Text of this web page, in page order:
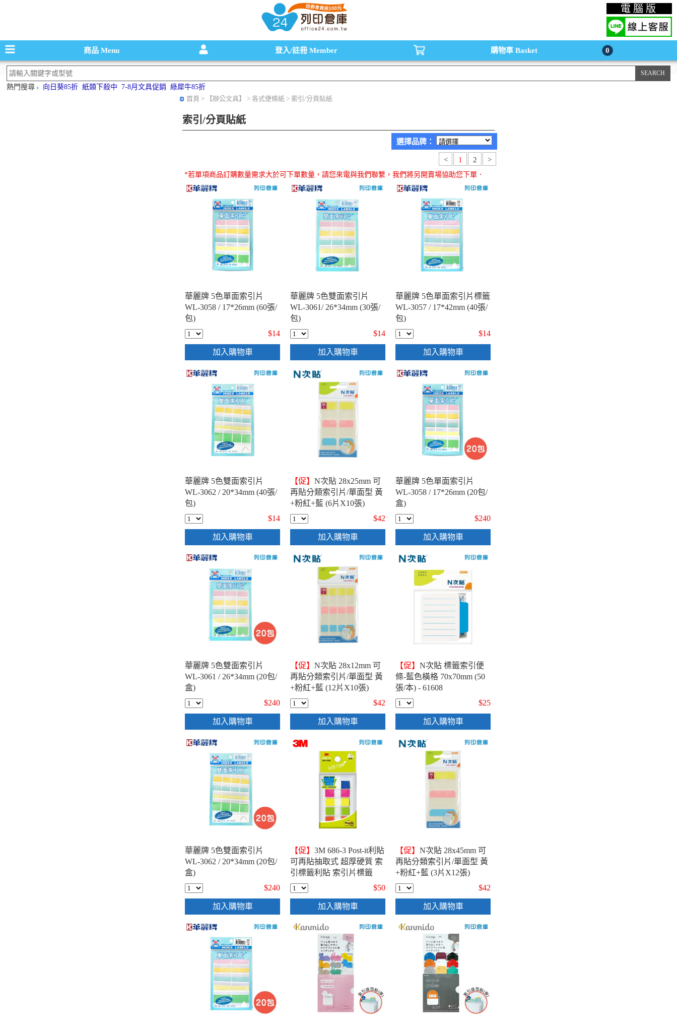
碳粉匣，墨水匣,原廠碳粉匣，副廠碳粉匣，環保碳粉匣,連續供墨印表機-office24列印倉庫線上購物手機版 電腦版
商品Menu 登入/註冊 Member 購物車 Basket 0
熱門搜尋 向日葵85折 紙類下殺中 7-8月文具促銷
綠犀牛85折
首頁 > 【辦公文具】 > 各式便條紙 > 索引/分頁貼紙
索引/分頁貼紙
選擇品牌：
< 1 2 >
*若單項商品訂購數量需求大於可下單數量，請您來電與我們聯繫，我們將另開賣場協助您下單．
華麗牌 5色單面索引片
WL-3058 / 17*26mm (60張/
包)
$14
加入購物車
華麗牌 5色雙面索引片
WL-3061/ 26*34mm (30張/
包)
$14
加入購物車
華麗牌 5色單面索引片標籤
WL-3057 / 17*42mm (40張/
包)
$14
加入購物車
華麗牌 5色雙面索引片
WL-3062 / 20*34mm (40張/
包)
$14
加入購物車
【促】N次貼 28x25mm 可
再貼分類索引片/單面型 黃
+粉紅+藍 (6片X10張)
-66514
$42
加入購物車
華麗牌 5色單面索引片
WL-3058 / 17*26mm (20包/
盒)
$240
加入購物車
華麗牌 5色雙面索引片
WL-3061 / 26*34mm (20包/
盒)
$240
加入購物車
【促】N次貼 28x12mm 可
再貼分類索引片/單面型 黃
+粉紅+藍 (12片X10張)
-66515
$42
加入購物車
【促】N次貼 標籤索引便
條-藍色橫格 70x70mm (50
張/本) - 61608
$25
加入購物車
華麗牌 5色雙面索引片
WL-3062 / 20*34mm (20包/
盒)
$240
加入購物車
【促】3M 686-3 Post-it利貼
可再貼抽取式 超厚硬質 索
引標籤利貼 索引片標籤
43x12mm (12張x5條)
$50
加入購物車
【促】N次貼 28x45mm 可
再貼分類索引片/單面型 黃
+粉紅+藍 (3片X12張)
-66531
$42
加入購物車